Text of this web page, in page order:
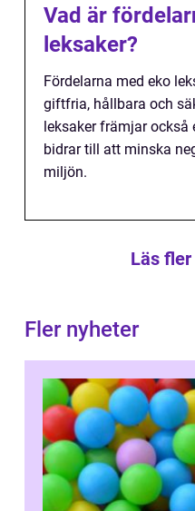
Vad är
leksaker?
Fördelarna med eko
giftfria, hållbara och
leksaker främjar också
bidrar till att minska
miljön.
Läs
Fler nyheter